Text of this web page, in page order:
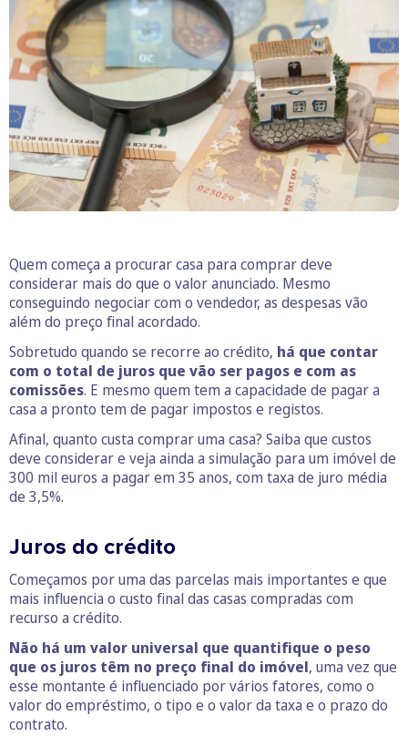
Quem começa a procurar casa para comprar deve
considerar mais do que o valor anunciado. Mesmo
conseguindo negociar com o vendedor, as despesas vão
além do preço final acordado.
Sobretudo quando se recorre ao crédito, há que contar
com o total de juros que vão ser pagos e com as
comissões. E mesmo quem tem a capacidade de pagar a
casa a pronto tem de pagar impostos e registos.
Afinal, quanto custa comprar uma casa? Saiba que custos
deve considerar e veja ainda a simulação para um imóvel de
300 mil euros a pagar em 35 anos, com taxa de juro média
de 3,5%.
Juros do crédito
Começamos por uma das parcelas mais importantes e que
mais influencia o custo final das casas compradas com
recurso a crédito.
Não há um valor universal que quantifique o peso
que os juros têm no preço final do imóvel, uma vez que
esse montante é influenciado por vários fatores, como o
valor do empréstimo, o tipo e o valor da taxa e o prazo do
contrato.